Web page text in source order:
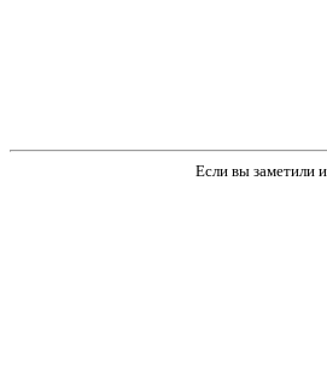
Если вы заметили